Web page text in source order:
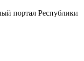
портал Республики